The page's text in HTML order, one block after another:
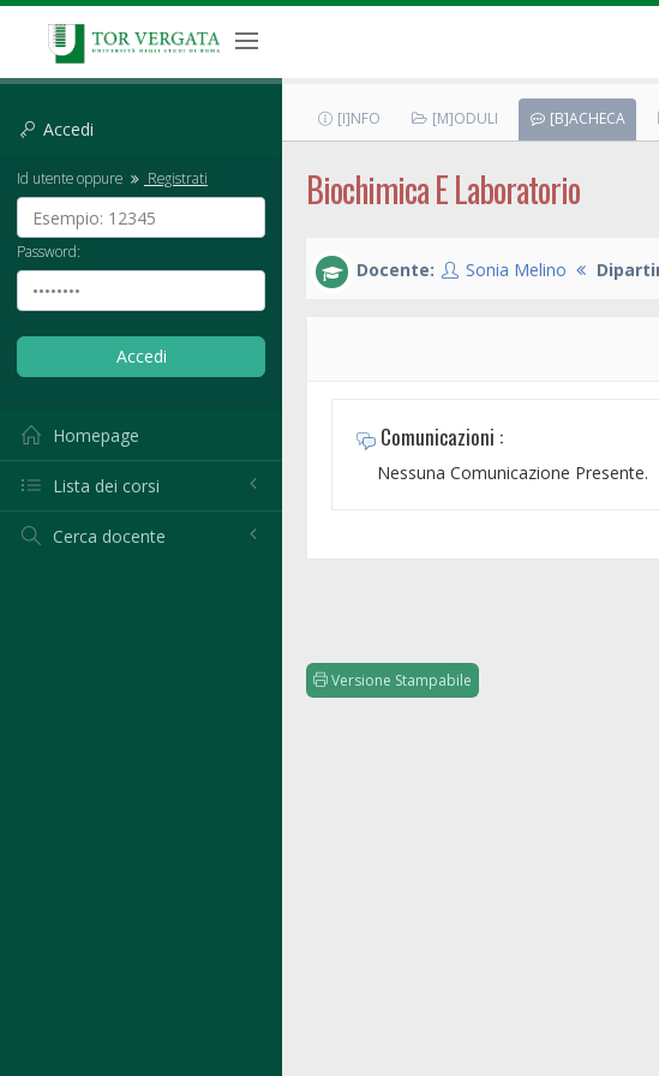
Accedi
Id utente oppure Registrati
Password:
Homepage
Lista dei corsi
Cerca docente
[I]NFO [M]ODULI [B]ACHECA
Biochimica E Laboratorio
Docente: Sonia Melino
Comunicazioni :
Nessuna Comunicazione Presente.
Versione Stampabile